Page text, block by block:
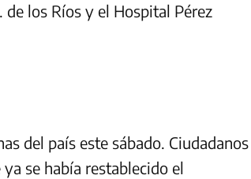
de los Ríos y el Hospital Pérez
del país este sábado. Ciudadanos
se había restablecido el